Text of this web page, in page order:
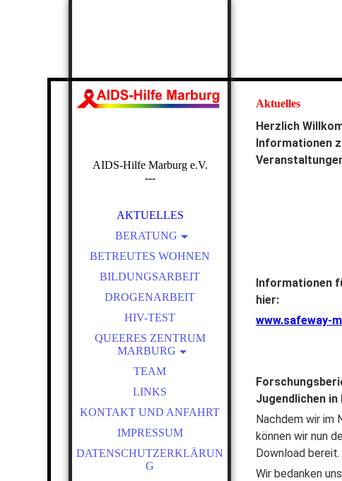
AIDS-Hilfe Marburg e.V.
---
AKTUELLES
BERATUNG
ÄRZT*INNEN-INFOS
JVA
BETREUTES WOHNEN
BILDUNGSARBEIT
DROGENARBEIT
HIV-TEST
QUEERES ZENTRUM
MARBURG
LSBT*IQ-
MARBURG
SCHWULE / MSM
TEAM
LINKS
KONTAKT UND ANFAHRT
IMPRESSUM
DATENSCHUTZERKLÄRUN
G
Aktuelles
Herzlich
Informationen
Informationen
hier:
www.safeway-
Jugendlichen
Nachdem wir im
können wir nun
Download bereit.
Wir bedanken